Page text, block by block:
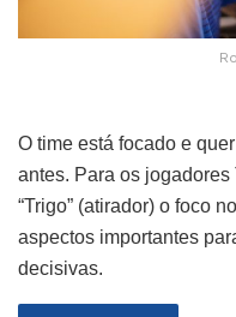
O time está focado e
antes. Para os jogadores
“Trigo” (atirador) o foco
aspectos importantes
decisivas.